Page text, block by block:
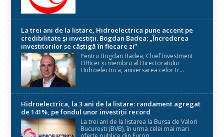
La trei ani de la listare, Hidroelectrica pune accent pe
credibilitate și investiții. Bogdan Badea: „Încrederea
investitorilor se câștigă în fiecare zi”
Pentru Bogdan Badea, Chief Investment
Officer și membru al Directoratului
Hidroelectrica, aniversarea celor tr...
Hidroelectrica, la 3 ani de la listare: randament agregat
de 141%, pe fondul unor investiții record
La trei ani de la listarea la Bursa de Valori
București (BVB), în urma celei mai mari